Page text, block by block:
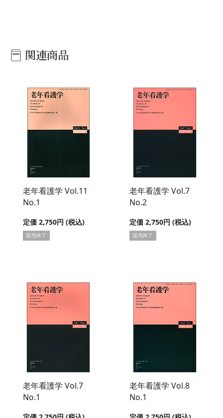
関連商品
老年看護学 Vol.11
No.1
定価 2,750円 (税込)
販売終了
老年看護学 Vol.7
No.2
定価 2,750円 (税込)
販売終了
老年看護学 Vol.7
No.1
老年看護学 Vol.8
No.1